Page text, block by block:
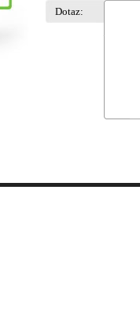
Dotaz: